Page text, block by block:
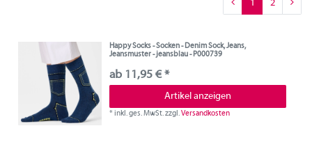
1 2
Happy Socks - Socken - Denim Sock, Jeans,
Jeansmuster - jeansblau - P000739
ab 11,95 € *
Artikel anzeigen
*inkl. ges. MwSt.zzgl.Versandkosten